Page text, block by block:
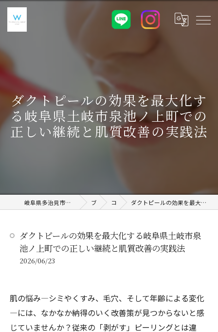
ダクトピールの効果を最大化す
る岐阜県土岐市泉池ノ上町での
正しい継続と肌質改善の実践法
岐阜県多治見市のホワイトニングならWHITENING SHOP 土岐店 ブログ コラム ダクトピールの効果を最大化する岐阜県土岐市泉池ノ上町での正しい継続と肌質改善の実践法
ダクトピールの効果を最大化する岐阜県土岐市泉
池ノ上町での正しい継続と肌質改善の実践法
2026/06/23
肌の悩み—シミやくすみ、毛穴、そして年齢による変化
—には、なかなか納得のいく改善策が見つからないと感
じていませんか？従来の「剥がす」ピーリングとは違